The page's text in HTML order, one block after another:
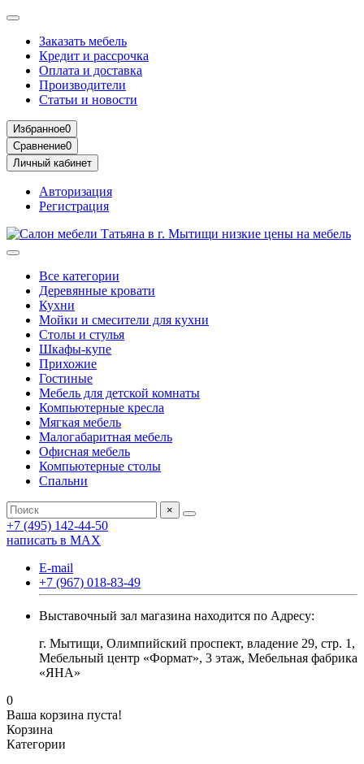
Заказать мебель
Кредит и рассрочка
Оплата и доставка
Производители
Статьи и новости
Избранное0
Сравнение0
Личный кабинет
Авторизация
Регистрация
Все категории
Деревянные кровати
Кухни
Мойки и смесители для кухни
Столы и стулья
Шкафы-купе
Прихожие
Гостиные
Мебель для детской комнаты
Компьютерные кресла
Мягкая мебель
Малогабаритная мебель
Офисная мебель
Компьютерные столы
Спальни
×
+7 (495) 142-44-50
написать в МАХ
E-mail
+7 (967) 018-83-49
Выставочный зал магазина находится по Адресу:
г. Мытищи, Олимпийский проспект, владение 29, стр. 1,
Мебельный центр «Формат», 3 этаж, Мебельная фабрика
«ЯНА»
0
Ваша корзина пуста!
Корзина
Категории